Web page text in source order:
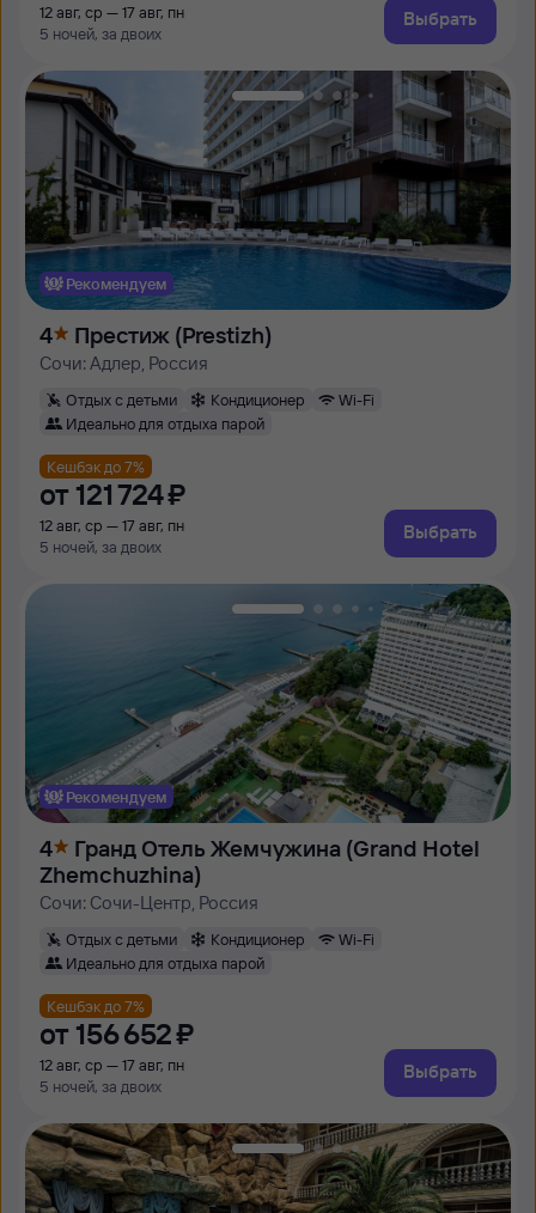
12 авг, ср — 17 авг, пн
5 ночей, за двоих
Выбрать
Рекомендуем
4 Престиж (Prestizh)
Сочи: Адлер, Россия
Отдых с детьми Кондиционер
Wi-Fi
Идеально для отдыха парой
Кешбэк до 7%
от 121 ⁠724 ⁠₽
12 авг, ср — 17 авг, пн
5 ночей, за двоих
Выбрать
Рекомендуем
4
Гранд Отель Жемчужина (Grand Hotel
Zhemchuzhina)
Сочи: Сочи-Центр, Россия
Отдых с детьми Кондиционер
Wi-Fi
Идеально для отдыха парой
Кешбэк до 7%
от 156 ⁠652 ⁠₽
12 авг, ср — 17 авг, пн
5 ночей, за двоих
Выбрать